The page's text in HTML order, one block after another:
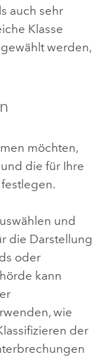
auch sehr
Klasse
werden,
möchten,
die für Ihre
und
die Darstellung
oder
kann
wie
der